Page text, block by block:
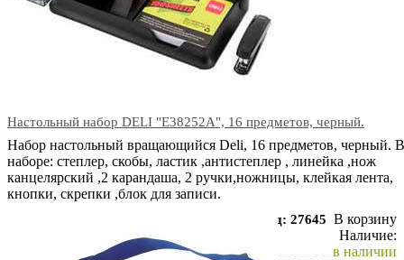
Настольный набор DELI "E38252A", 16 предметов, черный.
Набор настольный вращающийся Deli, 16 предметов, черный. В
наборе: степлер, скобы, ластик ,антистеплер , линейка ,нож
канцелярский ,2 карандаша, 2 ручки,ножницы, клейкая лента,
кнопки, скрепки ,блок для записи.
Код: 27645 В корзину
Наличие:
в наличии